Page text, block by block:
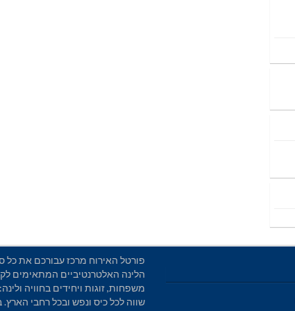
פורטל האירוח מרכז עבורכם את כל
הלינה האלטרנטיביים המתאימים
משפחות, זוגות ויחידים בחוויה
שווה לכל כיס ונפש ובכל רחבי הארץ.